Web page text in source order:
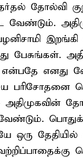
தோல்வி
வேண்டும்.
பேசுங்கள்.
என்பதே எனது
பரிசோதனை
ஒரு தேதியில்